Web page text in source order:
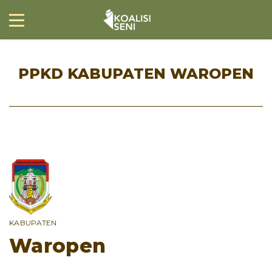
PPKD KABUPATEN WAROPEN
KABUPATEN
Waropen